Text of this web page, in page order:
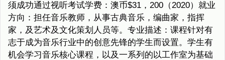
须成功通过视听考试学费：澳币$31，200（2020）就业
方向：担任音乐教师，从事古典音乐，编曲家，指挥
家，及艺术及文化策划人员等。专业描述：课程针对有
志于成为音乐行业中的创意先锋的学生而设置。学生有
机会学习音乐核心课程，以及一系列的以工作室为基础